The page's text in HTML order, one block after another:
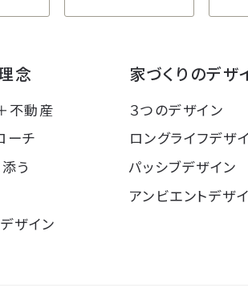
念
不動産
ーチ
う
ザイン
家づくりのデザ
３つのデザイン
ロングライフデザ
パッシブデザイン
アンビエントデザ